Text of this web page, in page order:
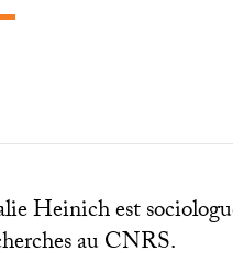
Heinich est
auCNRS.